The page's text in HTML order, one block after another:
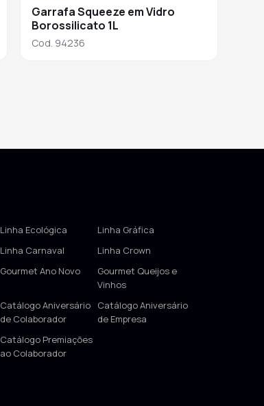
Garrafa Squeeze em Vidro
Borossilicato 1L
Cod. 94236
Linha Ecológica
Linha Gráfica
Linha Carnaval
Linha Crown
Gourmet Ano Novo
Gourmet Queijos e
Vinhos
Catálogo Aniversário
de Colaborador
Catálogo Aniversário
de Empresa
Catálogo Premiações
ao Colaborador